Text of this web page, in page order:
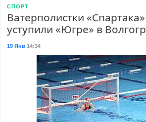
СПОРТ
Ватерполистки
уступили «Югре» в
19 Янв14:34